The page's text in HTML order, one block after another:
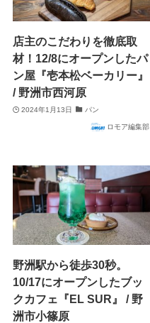
店主のこだわりを徹底取
材！12/8にオープンしたパ
ン屋『壱本松ベーカリー』
/ 野洲市西河原
2024年1月13日 パン
ロモア編集部
野洲駅から徒歩30秒。
10/17にオープンしたブッ
クカフェ『EL SUR』 / 野
洲市小篠原